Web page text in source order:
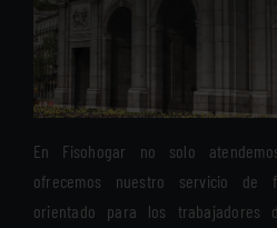
En Fisohogar no solo
ofrecemos nuestro servicio de
orientado para los trabajadores